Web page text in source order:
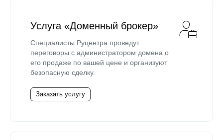
Услуга «Доменный брокер»
Специалисты Руцентра проведут
переговоры с администратором домена о
его продаже по вашей цене и организуют
безопасную сделку.
Заказать услугу